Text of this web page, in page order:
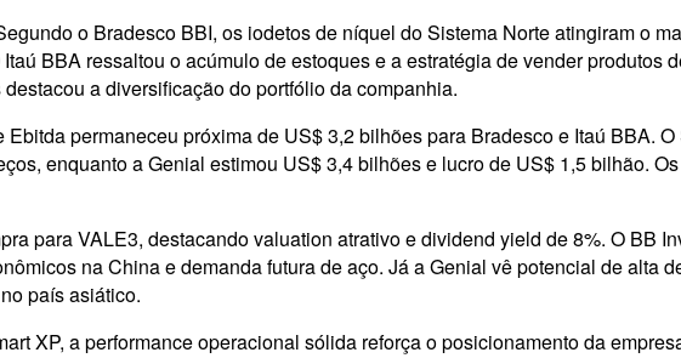
o Bradesco BBI, os iodetos de níquel do Sistema Norte atingiram o
BBA ressaltou o acúmulo de estoques e a estratégia de vender produtos
a diversificação do portfólio da companhia.
permaneceu próxima de US$ 3,2 bilhões para Bradesco e Itaú BBA.
enquanto a Genial estimou US$ 3,4 bilhões e lucro de US$ 1,5 bilhão.
para VALE3, destacando valuation atrativo e dividend yield de 8%. O BB
na China e demanda futura de aço. Já a Genial vê potencial de alta
país asiático.
XP, a performance operacional sólida reforça o posicionamento da